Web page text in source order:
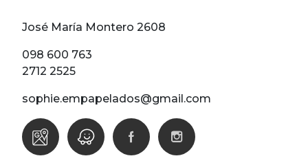
José María Montero 2608
098 600 763
2712 2525
sophie.empapelados@gmail.com